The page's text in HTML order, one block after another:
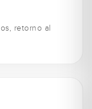
retorno al